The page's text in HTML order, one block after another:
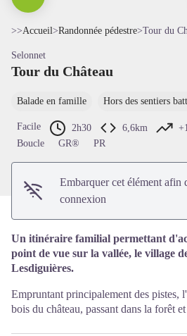
Voir
>>Accueil>Randonnée pédestre>Tour du
Selonnet
Tour du Château
Balade en famille Hors des sentiers
Facile 2h30 6,6km
Boucle
GR® PR
Embarquer cet élément afin
connexion
Un itinéraire familial permettant
point de vue sur la vallée, le village
Lesdiguières.
Empruntant principalement des pistes,
bois du château, passant dans la forêt